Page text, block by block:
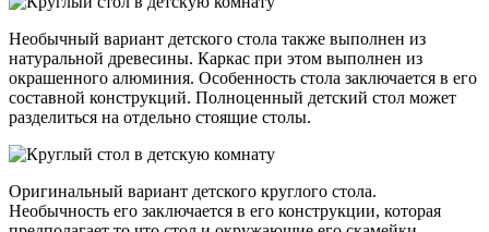
Необычный вариант детского стола также выполнен из
натуральной древесины. Каркас при этом выполнен из
окрашенного алюминия. Особенность стола заключается в его
составной конструкций. Полноценный детский стол может
разделиться на отдельно стоящие столы.
Оригинальный вариант детского круглого стола.
Необычность его заключается в его конструкции, которая